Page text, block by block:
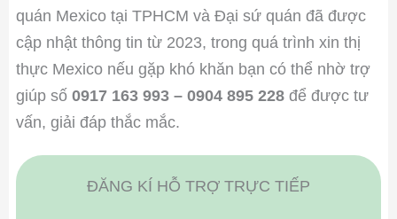
quán Mexico tại TPHCM và Đại sứ quán đã được
cập nhật thông tin từ 2023, trong quá trình xin thị
thực Mexico nếu gặp khó khăn bạn có thể nhờ trợ
giúp số 0917 163 993 – 0904 895 228để được tư
vấn, giải đáp thắc mắc.
ĐĂNG KÍ HỖ TRỢ TRỰC TIẾP